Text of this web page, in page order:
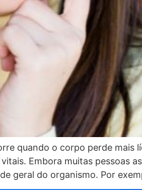
quando o corpo perde mais
Embora muitas pessoas
geral do organismo. Por